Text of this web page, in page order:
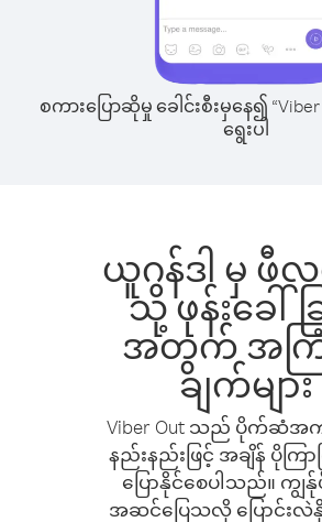
စကားပြောဆိုမှု ခေါင်းစီးမှနေ၍
ရွေးပါ
ယူဂန်ဒါ မှ ဖီ
သို့ ဖုန်းခေါ်ခ
အတွက် အကြံ
ချက်များ
Viber Out သည် ပိုက်ဆံအ
နည်းနည်းဖြင့် အချိန် ပိုကြာ
ပြောနိုင်စေပါသည်။ က
အဆင်ပြေသလို ပြောင်းလဲ